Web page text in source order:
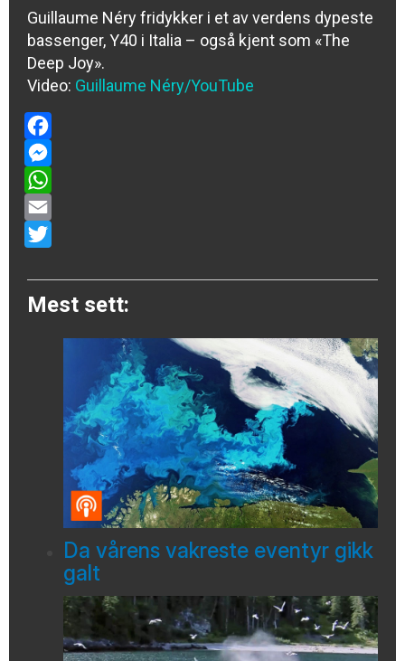
Guillaume Néry fridykker i et av verdens dypeste
bassenger, Y40 i Italia – også kjent som «The
Deep Joy».
Video: Guillaume Néry/YouTube
Facebook
Messenger
WhatsApp
Email
Mest sett:
Da vårens vakreste eventyr gikk
galt